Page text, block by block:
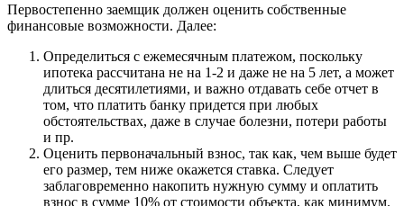
Первостепенно заемщик должен оценить собственные
финансовые возможности. Далее:
Определиться с ежемесячным платежом, поскольку
ипотека рассчитана не на 1-2 и даже не на 5 лет, а может
длиться десятилетиями, и важно отдавать себе отчет в
том, что платить банку придется при любых
обстоятельствах, даже в случае болезни, потери работы
и пр.
Оценить первоначальный взнос, так как, чем выше будет
его размер, тем ниже окажется ставка. Следует
заблаговременно накопить нужную сумму и оплатить
взнос в сумме 10% от стоимости объекта, как минимум.